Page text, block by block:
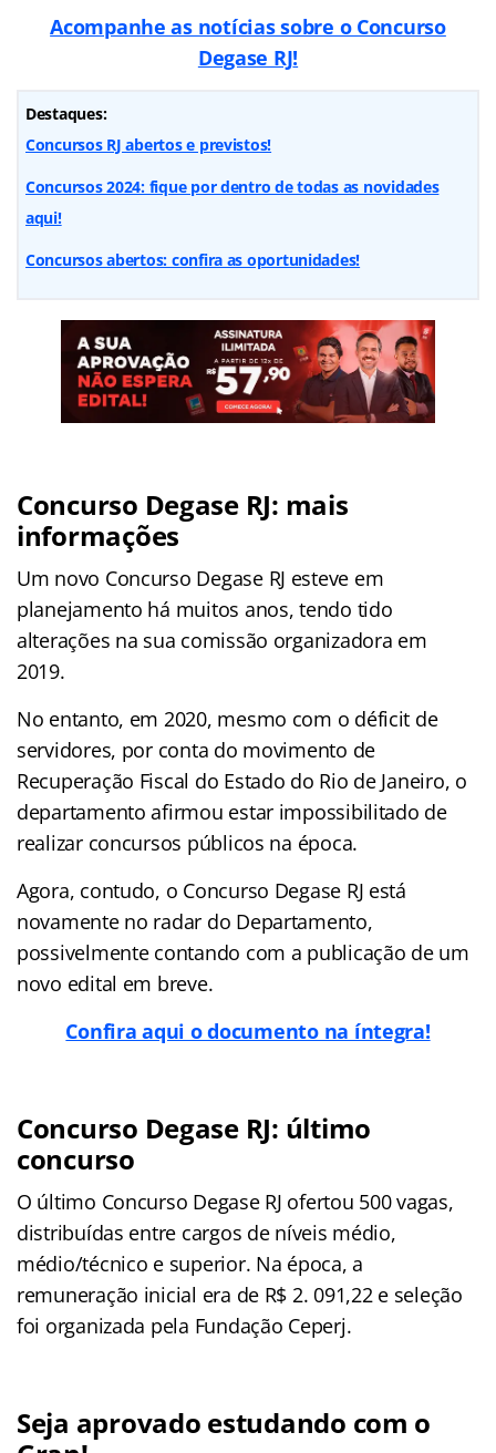
Acompanhe as notícias sobre o Concurso
Degase RJ!
Destaques:
Concursos RJ abertos e previstos!
Concursos 2024: fique por dentro de todas as novidades
aqui!
Concursos abertos: confira as oportunidades!
Concurso Degase RJ: mais
informações
Um novo Concurso Degase RJ esteve em
planejamento há muitos anos, tendo tido
alterações na sua comissão organizadora em
2019.
No entanto, em 2020, mesmo com o déficit de
servidores, por conta do movimento de
Recuperação Fiscal do Estado do Rio de Janeiro, o
departamento afirmou estar impossibilitado de
realizar concursos públicos na época.
Agora, contudo, o Concurso Degase RJ está
novamente no radar do Departamento,
possivelmente contando com a publicação de um
novo edital em breve.
Confira aqui o documento na íntegra!
Concurso Degase RJ: último
concurso
O último Concurso Degase RJ ofertou 500 vagas,
distribuídas entre cargos de níveis médio,
médio/técnico e superior. Na época, a
remuneração inicial era de R$ 2. 091,22 e seleção
foi organizada pela Fundação Ceperj.
Seja aprovado estudando com o